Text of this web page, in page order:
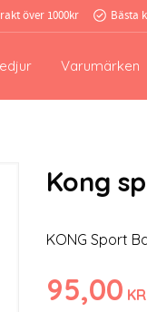
över 1000kr Bästa
Varumärken
Kong
KONG Sport
95,00 KR